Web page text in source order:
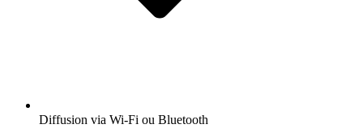
Diffusion via Wi-Fi ou Bluetooth